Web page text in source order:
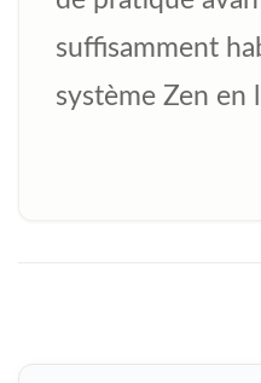
suffisamment
système Zen en